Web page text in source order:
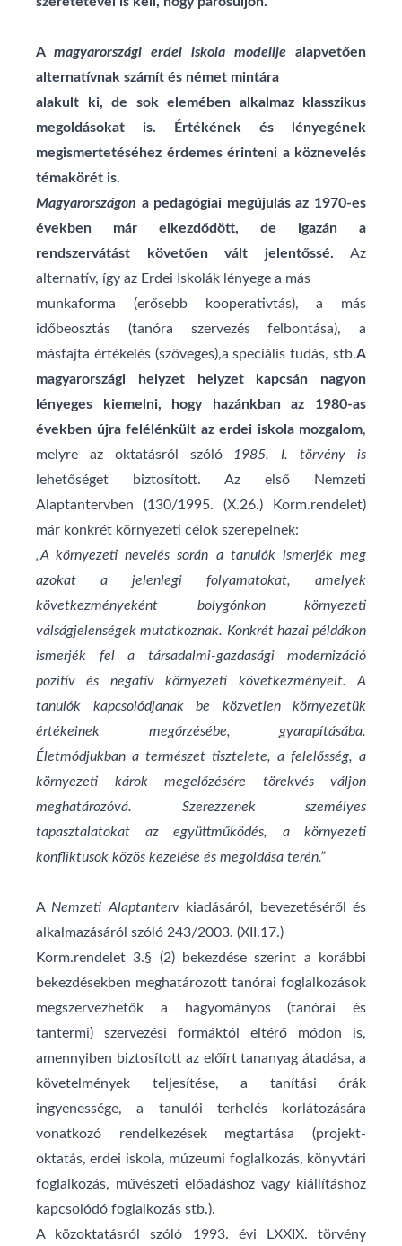
A magyarországi erdei iskola modellje alapvetően
alternatívnak számít és német mintára
alakult ki, de sok elemében alkalmaz klasszikus
megoldásokat is. Értékének és lényegének
megismertetéséhez érdemes érinteni a köznevelés
témakörét is.
Magyarországon a pedagógiai megújulás az 1970-es
években már elkezdődött, de igazán a
rendszervátást követően vált jelentőssé. Az
alternatív, így az Erdei Iskolák lényege a más
munkaforma (erősebb kooperativtás), a más
időbeosztás (tanóra szervezés felbontása), a
másfajta értékelés (szöveges),a speciális tudás, stb.A
magyarországi helyzet helyzet
kapcsán nagyon
lényeges kiemelni, hogy hazánkban az 1980-as
években újra felélénkült az erdei iskola mozgalom,
melyre az oktatásról szóló 1985. I. törvény is
lehetőséget biztosított. Az első Nemzeti
Alaptantervben (130/1995. (X.26.) Korm.rendelet)
már konkrét környezeti célok szerepelnek:
„A környezeti nevelés során a tanulók ismerjék meg
azokat a jelenlegi folyamatokat, amelyek
következményeként bolygónkon környezeti
válságjelenségek mutatkoznak. Konkrét hazai példákon
ismerjék fel a társadalmi-gazdasági modernizáció
pozitív és negatív környezeti következményeit. A
tanulók kapcsolódjanak be közvetlen környezetük
értékeinek megőrzésébe, gyarapításába.
Életmódjukban a természet tisztelete, a felelősség, a
környezeti károk megelőzésére törekvés váljon
meghatározóvá. Szerezzenek személyes
tapasztalatokat az együttműködés, a környezeti
konfliktusok közös kezelése és megoldása terén.”
A Nemzeti Alaptanterv kiadásáról, bevezetéséről és
alkalmazásáról szóló 243/2003. (XII.17.)
Korm.rendelet 3.§ (2) bekezdése szerint a korábbi
bekezdésekben meghatározott tanórai foglalkozások
megszervezhetők a hagyományos (tanórai és
tantermi) szervezési formáktól eltérő módon is,
amennyiben biztosított az előírt tananyag átadása, a
követelmények teljesítése, a tanítási órák
ingyenessége, a tanulói terhelés korlátozására
vonatkozó rendelkezések megtartása (projekt-
oktatás, erdei iskola, múzeumi foglalkozás, könyvtári
foglalkozás, művészeti előadáshoz vagy kiállításhoz
kapcsolódó foglalkozás stb.).
A közoktatásról szóló 1993. évi LXXIX. törvény